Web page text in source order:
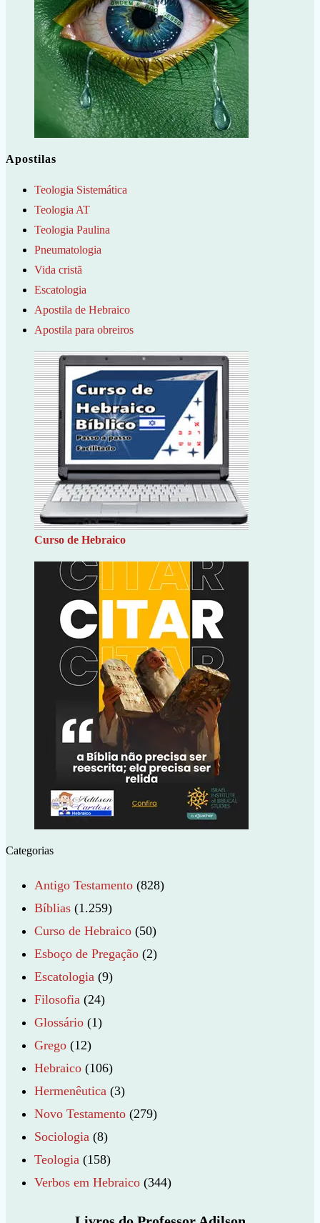
Apostilas
Teologia Sistemática
Teologia AT
Teologia Paulina
Pneumatologia
Vida cristã
Escatologia
Apostila de Hebraico
Apostila para obreiros
Curso de Hebraico
Categorias
Antigo Testamento (828)
Bíblias (1.259)
Curso de Hebraico (50)
Esboço de Pregação (2)
Escatologia (9)
Filosofia (24)
Glossário (1)
Grego (12)
Hebraico (106)
Hermenêutica (3)
Novo Testamento (279)
Sociologia (8)
Teologia (158)
Verbos em Hebraico (344)